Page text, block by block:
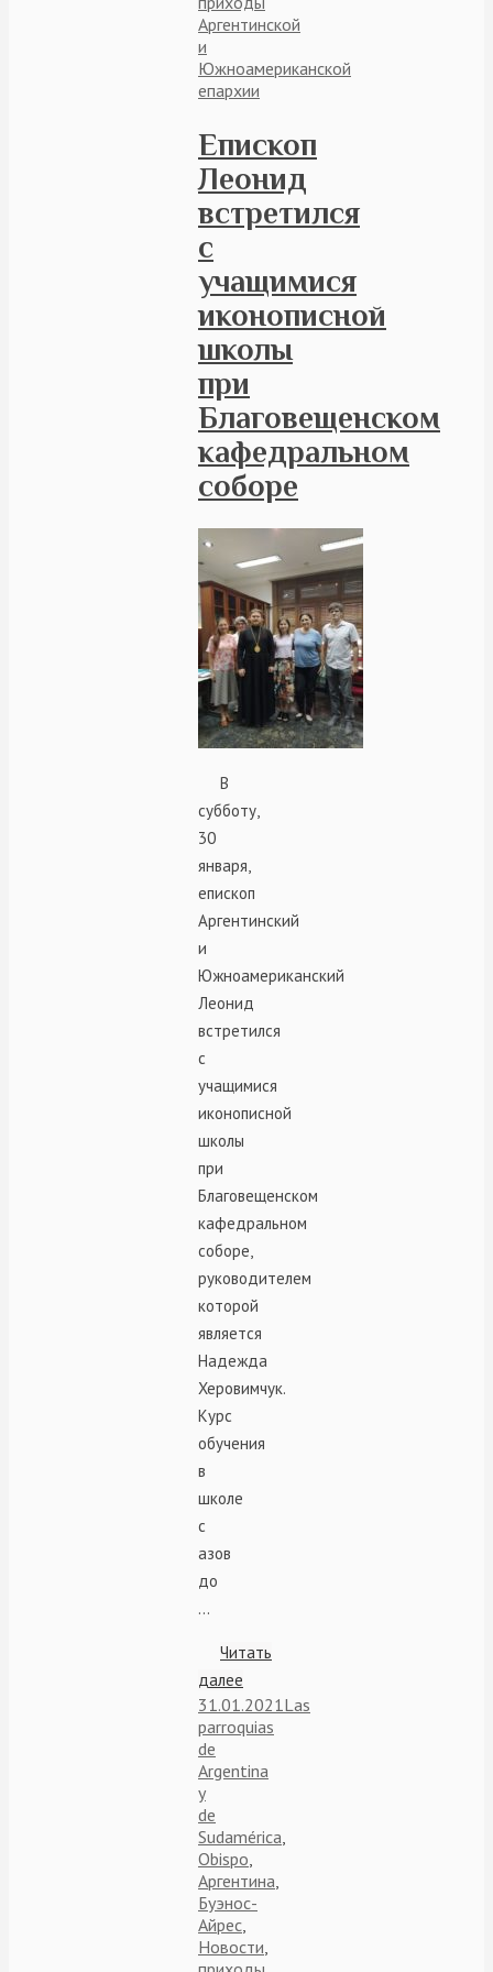
Аргентинской
и
Южноамериканской
епархии
Епископ
Леонид
встретился
с
учащимися
иконописной
школы
при
Благовещенском
кафедральном
соборе
В
субботу,
30
января,
епископ
Аргентинский
и
Южноамериканский
Леонид
встретился
с
учащимися
иконописной
школы
при
Благовещенском
кафедральном
соборе,
руководителем
которой
является
Надежда
Херовимчук.
Курс
обучения
в
школе
с
азов
до
…
Читать
далее
31.01.2021Las
parroquias
de
Argentina
y
de
Sudamérica
Obispo
Аргентина
Буэнос-
Айрес
Новости